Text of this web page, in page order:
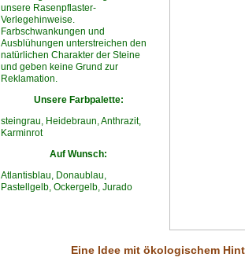
unsere Rasenpflaster-
Verlegehinweise.
Farbschwankungen und
Ausblühungen unterstreichen den
natürlichen Charakter der Steine
und geben keine Grund zur
Reklamation.
Unsere Farbpalette:
steingrau, Heidebraun, Anthrazit,
Karminrot
Auf Wunsch:
Atlantisblau, Donaublau,
Pastellgelb, Ockergelb, Jurado
Eine Idee mit ökologischem